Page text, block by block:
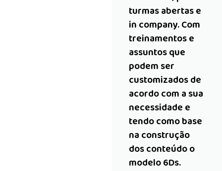
turmas abertas e
in company. Com
treinamentos e
assuntos que
podem ser
customizados de
acordo com a sua
necessidade e
tendo como base
na construção
dos conteúdo o
modelo 6Ds.